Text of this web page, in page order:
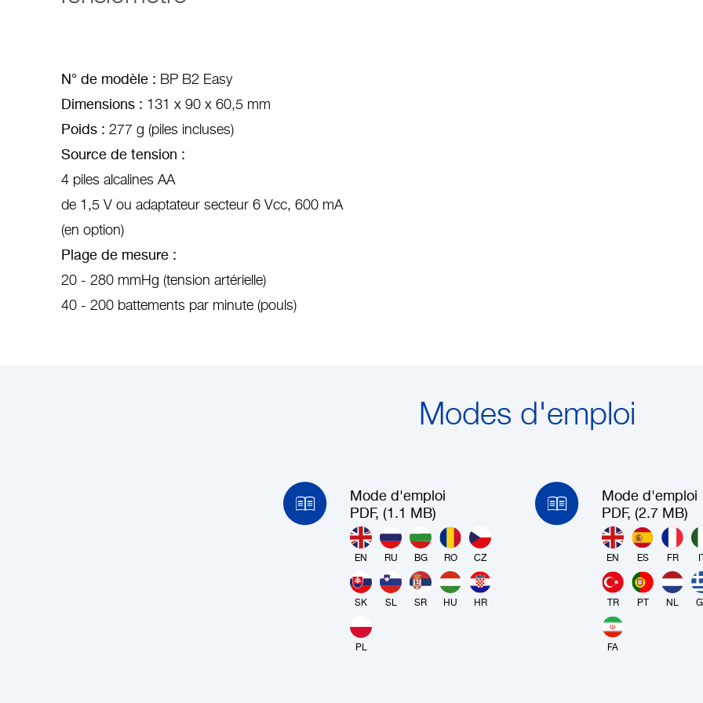
N° de modèle : BP B2 Easy
Dimensions : 131 x 90 x 60,5 mm
Poids : 277 g (piles incluses)
Source de tension :
4 piles alcalines AA
de 1,5 V ou adaptateur secteur 6 Vcc, 600 mA
(en option)
Plage de mesure :
20 - 280 mmHg (tension artérielle)
40 - 200 battements par minute (pouls)
Modes d'emploi
Mode d'emploi
PDF, (1.1 MB)
EN RU BG RO CZ
SK SL SR HU HR
PL
Mode d'emploi
PDF, (2.7 MB)
EN ES FR IT
TR PT NL
FA